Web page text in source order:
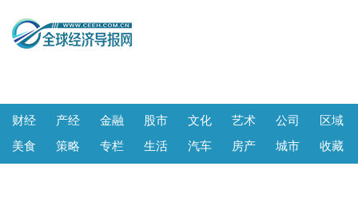
财经 产经 金融 股市 文化 艺术 公司
区域
美食
策略 专栏 生活 汽车 房产 城市 收藏